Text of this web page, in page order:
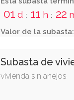
Esta subasta
Valor de la subasta:
Subasta de
vivienda sin anejos